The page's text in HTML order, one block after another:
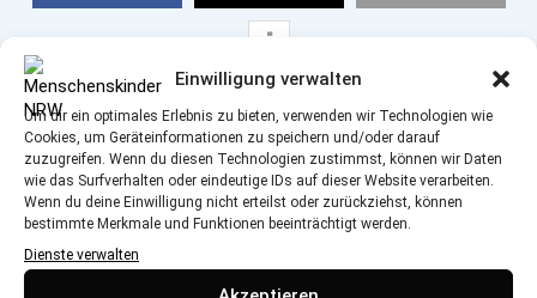
Einwilligung verwalten
Um dir ein optimales Erlebnis zu bieten, verwenden wir Technologien wie
Cookies, um Geräteinformationen zu speichern und/oder darauf
zuzugreifen. Wenn du diesen Technologien zustimmst, können wir Daten
wie das Surfverhalten oder eindeutige IDs auf dieser Website verarbeiten.
Wenn du deine Einwilligung nicht erteilst oder zurückziehst, können
bestimmte Merkmale und Funktionen beeinträchtigt werden.
Dienste verwalten
DAS KÖNNTE SIE AUCH INTERESSIEREN